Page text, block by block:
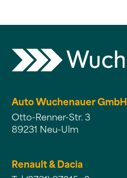
Auto Wuchenauer GmbH
Otto-Renner-Str. 3
89231 Neu-Ulm
Renault & Dacia